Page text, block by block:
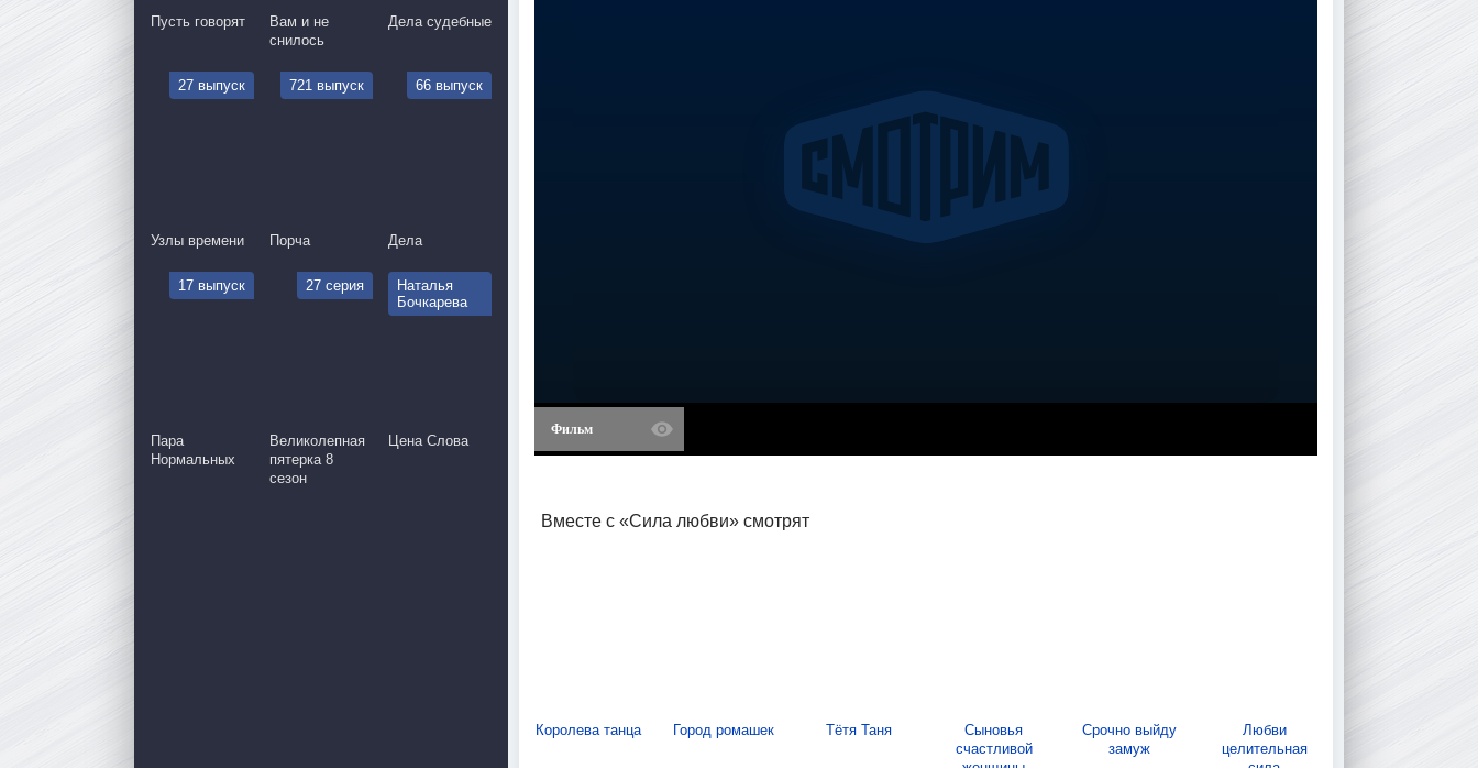
Фильм
Вместе с «Сила любви» смотрят
Королева танца Город ромашек Тётя Таня
Сыновья
счастливой
Срочно выйду
замуж
Любви
целительная
Пусть говорят
Вам и не
снилось
Дела судебные
27 выпуск
Узлы времени
721 выпуск
Порча
66 выпуск
Дела
17 выпуск
Пара
Нормальных
27 серия
Великолепная
пятерка 8
сезон
Наталья
Бочкарева
Цена Слова